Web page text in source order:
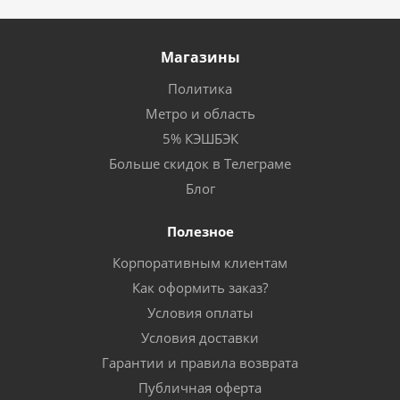
Магазины
Политика
Метро и область
5% КЭШБЭК
Больше скидок в Телеграме
Блог
Полезное
Корпоративным клиентам
Как оформить заказ?
Условия оплаты
Условия доставки
Гарантии и правила возврата
Публичная оферта